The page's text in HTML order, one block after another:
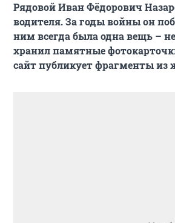
Рядовой Иван Фёдорович
водителя. За годы войны он
ним всегда была одна вещь –
хранил памятные
сайт публикует фрагменты из